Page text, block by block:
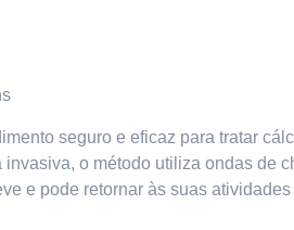
seguro e eficaz para tratar
o método utiliza ondas de
e pode retornar às suas